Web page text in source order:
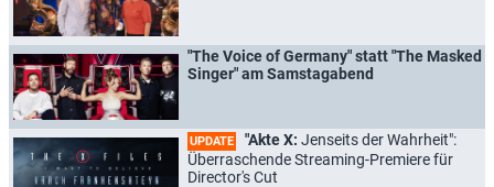
"The Voice of Germany" statt "The Masked
Singer" am Samstagabend
UPDATE "Akte X: Jenseits der Wahrheit":
Überraschende Streaming-Premiere für
Director's Cut